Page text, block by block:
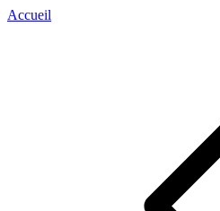
Accueil